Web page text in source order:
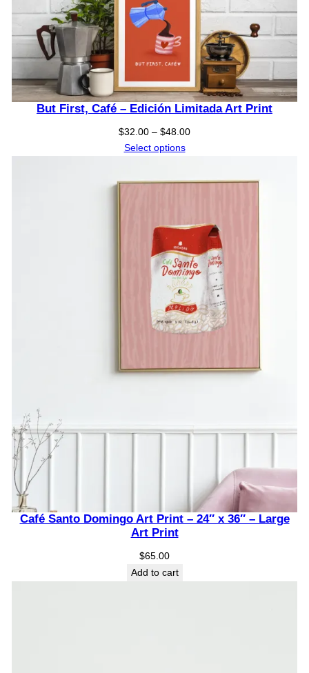
But First, Café – Edición Limitada Art Print
$32.00 – $48.00Price
through
Select options
Café Santo Domingo Art Print – 24″ x 36″ – Large
Art Print
$65.00
Add to cart